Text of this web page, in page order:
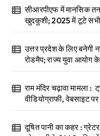
सीआरपीएफ में मानसिक
खुदकुशी; 2025 में टूटे सभी
उत्तर प्रदेश के लिए बनेगी
रोडमैप; राज्य युवा आयोग
राम मंदिर चढ़ावा मामला
वीडियोग्राफी, वेबसाइट
दूषित पानी का कहर :